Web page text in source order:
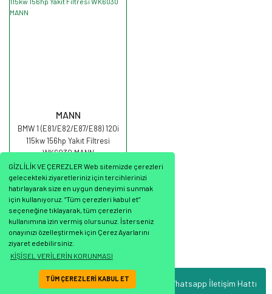
GİZLİLİK VE ÇEREZLER Web sitemizde çerezleri
gelecekteki ziyaretleriniz için tercihlerinizi
hatırlayarak size en uygun deneyimi sunmak
için kullanıyoruz. “Tüm çerezleri kabul et”
seçeneğine tıklayarak, tüm çerezlerin
kullanımına izin vermiş olursunuz. İsterseniz
onayınızı özelleştirmek için Çerez Ayarlarını
ziyaret edebilirsiniz.
KİŞİSEL VERİLERİN KORUNMASI
TÜM ÇEREZLERİ KABUL ET Whatsapp İletişim Hattı
MANN
BMW 1 (E81/E82/E87/E88) 120i
115kw 156hp Yakıt Filtresi
WK6030 MANN
1.767,20 TL